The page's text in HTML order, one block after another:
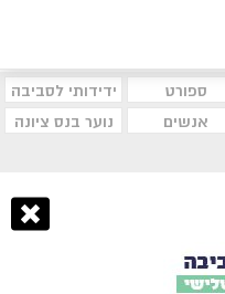
ספורט
ידידותי לסביבה
אנשים
נוער בנס ציונה